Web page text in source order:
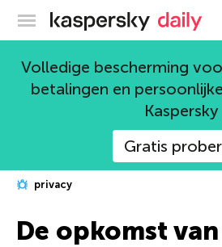
Kaspersky
Volledige bescherming
betalingen en
Kaspersky
Gratis
privacy
De opkomst